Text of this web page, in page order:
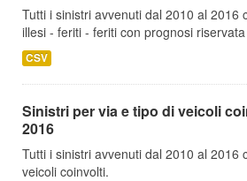
Tutti i sinistri avvenuti dal 2010 al 2016
illesi - feriti - feriti con prognosi
CSV
Sinistri per via e tipo di veicoli
2016
Tutti i sinistri avvenuti dal 2010 al 2016
veicoli coinvolti.